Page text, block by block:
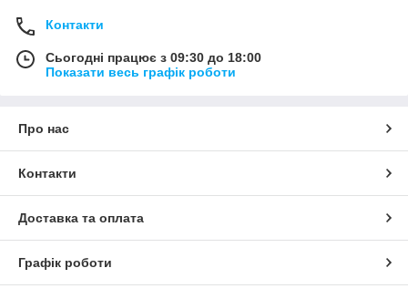
Контакти
Сьогодні працює з 09:30 до 18:00
Показати весь графік роботи
Про нас
Контакти
Доставка та оплата
Графік роботи